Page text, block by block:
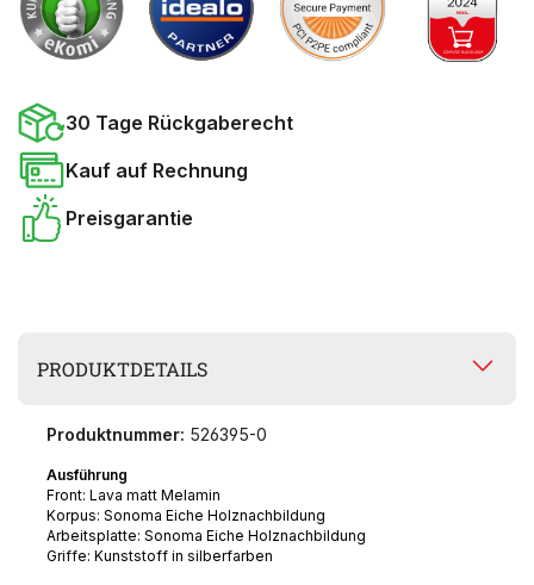
30 Tage Rückgaberecht
Kauf auf Rechnung
Preisgarantie
PRODUKTDETAILS
Produktnummer: 526395-0
Ausführung
Front: Lava matt Melamin
Korpus: Sonoma Eiche Holznachbildung
Arbeitsplatte: Sonoma Eiche Holznachbildung
Griffe: Kunststoff in silberfarben